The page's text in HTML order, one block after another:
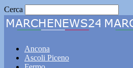
Cerca
Ancona
Ascoli Piceno